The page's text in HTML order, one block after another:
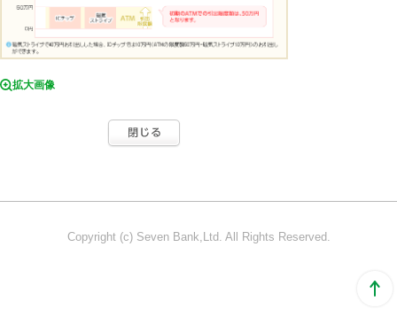
拡大画像
Copyright (c) Seven Bank,Ltd. All Rights Reserved.